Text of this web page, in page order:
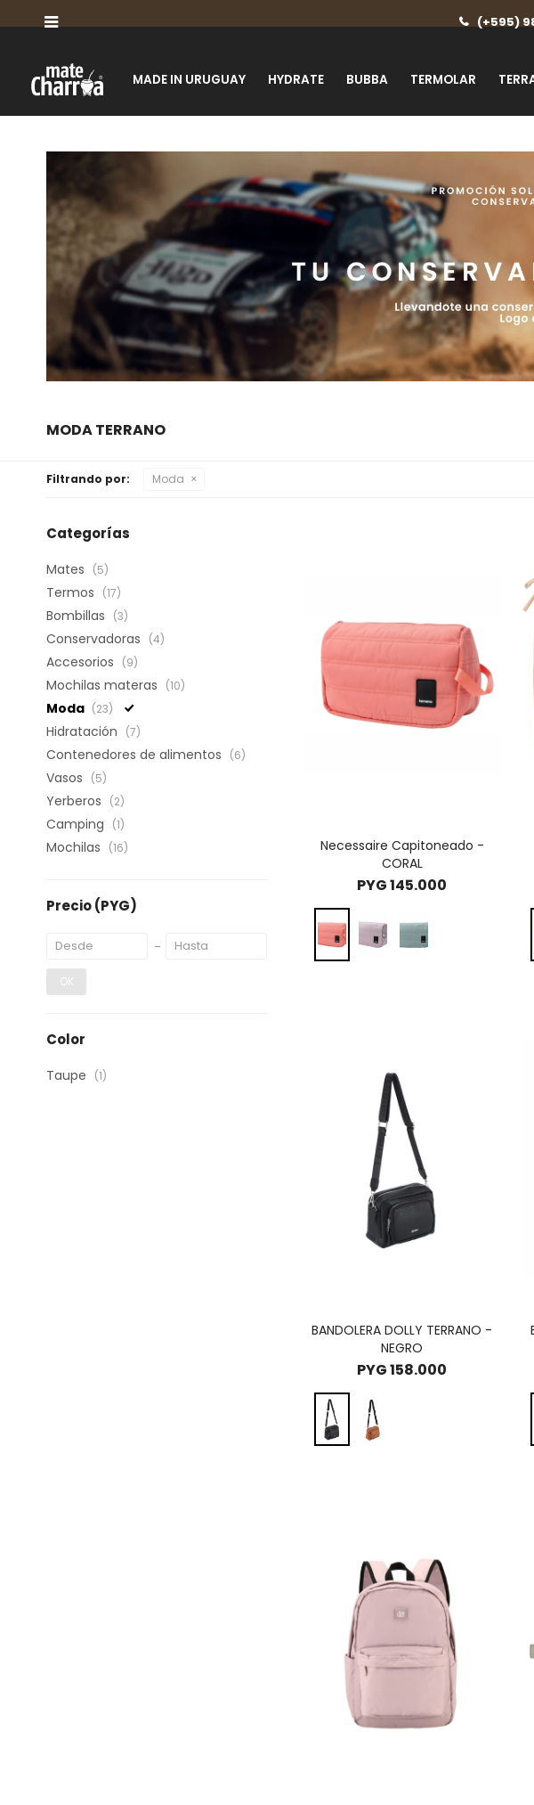
MADE IN URUGUAY HYDRATE BUBBA TERMOLAR
(+595)

MODA TERRANO
Filtrando por: Moda
Necessaire Capitoneado -
CORAL
PYG145.000
BANDOLERA DOLLY TERRANO -
NEGRO
PYG158.000
Categorías
Mates (5)
Termos (17)
Bombillas (3)
Conservadoras (4)
Accesorios (9)
Mochilas materas (10)
Moda (23)
Hidratación (7)
Contenedores de alimentos (6)
Vasos (5)
Yerberos (2)
Camping (1)
Mochilas (16)
Precio(PYG)
OK
Color
Taupe (1)